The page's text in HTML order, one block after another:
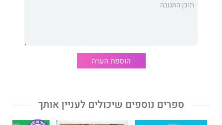
הוספת הערה
ספרים נוספים שיכולים לעניין אותך